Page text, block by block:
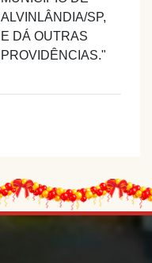
ALVINLÂNDIA/SP,
E DÁ OUTRAS
PROVIDÊNCIAS."